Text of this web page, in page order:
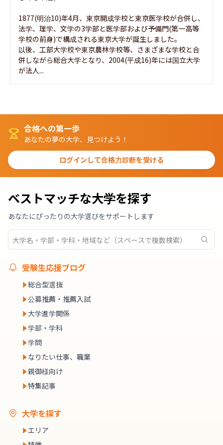
1877(明治10)年4月、東京開成学校と東京医学校が合併し、
法学、理学、文学の3学部と医学部および予備門(第一高等
学校の前身)で構成される東京大学が誕生しました。
以後、工部大学校や東京農林学校等、さまざまな学校と合
併しながら総合大学となり、2004(平成16)年には国立大学
が法人...
合格への第一歩
あなたの夢の大学、見つけよう！
ログインして合格力診断を受ける
ベストマッチな大学を探す
あなたにぴったりの大学選びをサポートします
受験生応援ブログ
総合型選抜
公募推薦・推薦入試
大学進学関係
学部・学科
学問
なりたい仕事、職業
親御様向け
特集記事
大学を探す
エリア